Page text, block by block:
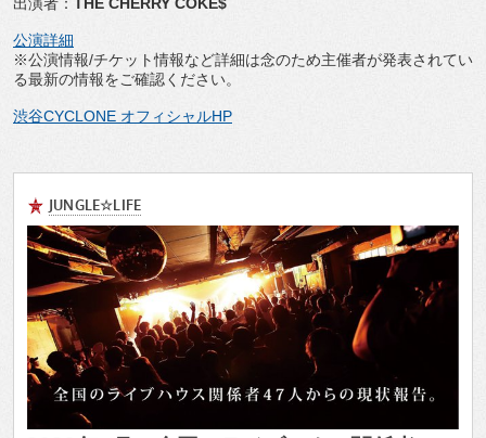
出演者： THE CHERRY COKE$
公演詳細
※公演情報/チケット情報など詳細は念のため主催者が発表されてい
る最新の情報をご確認ください。
渋谷CYCLONE オフィシャルHP